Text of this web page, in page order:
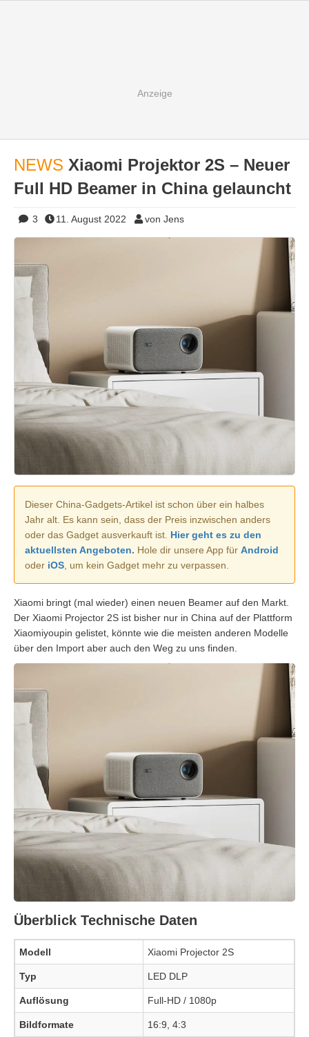
NEWS Xiaomi Projektor 2S – Neuer
Full HD Beamer in China gelauncht
3 11. August 2022 von Jens
Dieser China-Gadgets-Artikel ist schon über ein halbes
Jahr alt. Es kann sein, dass der Preis inzwischen anders
oder das Gadget ausverkauft ist. Hier geht es zu den
aktuellsten Angeboten. Hole dir unsere App für Android
oder iOS, um kein Gadget mehr zu verpassen.
Xiaomi bringt (mal wieder) einen neuen Beamer auf den Markt.
Der Xiaomi Projector 2S ist bisher nur in China auf der Plattform
Xiaomiyoupin gelistet, könnte wie die meisten anderen Modelle
über den Import aber auch den Weg zu uns finden.
Überblick Technische Daten
Modell Xiaomi Projector 2S
Typ LED DLP
Auflösung Full-HD / 1080p
Bildformate 16:9, 4:3